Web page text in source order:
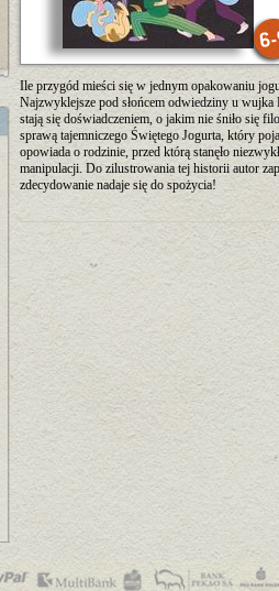
Ile przygód mieści się w jednym opakowaniu
Najzwyklejsze pod słońcem odwiedziny u
stają się doświadczeniem, o jakim nie śniło się
sprawą tajemniczego Świętego Jogurta, który
opowiada o rodzinie, przed którą stanęło
manipulacji. Do zilustrowania tej historii autor
zdecydowanie nadaje się do spożycia!